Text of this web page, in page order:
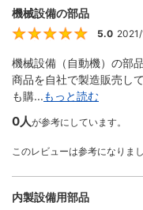
機械設備の部品
5.0
機械設備（自動機）の部
商品を自社で製造販売し
も購...もっと読む
0人が参考にしています。
このレビューは参考になりま
内製設備用部品